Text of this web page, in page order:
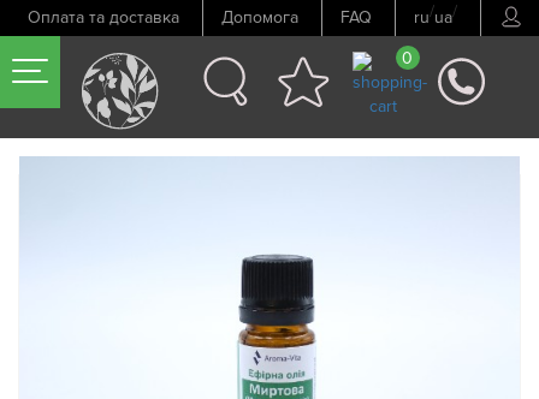
Оплата та доставка Допомога FAQ ru/ua/
0
Попередній товар Наступний товар